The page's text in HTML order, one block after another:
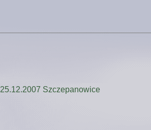
25.12.2007 Szczepanowice